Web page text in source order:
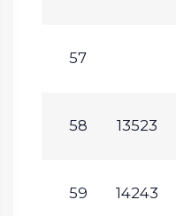
57
58 13523
59 14243